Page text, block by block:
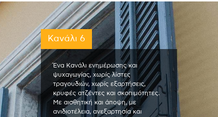
Κανάλι 6
Ένα Κανάλι ενημέρωσης και
ψυχαγωγίας, χωρίς λίστες
τραγουδιών, χωρίς εξαρτήσεις,
κρυφές ατζέντες και σκοπιμότητες.
Με αισθητική και άποψη, με
ανιδιοτέλεια, ανεξαρτησία και